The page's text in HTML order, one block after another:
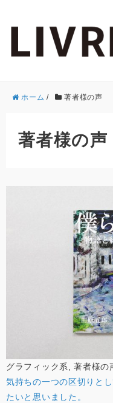
ホーム / 著者様の声
著者様の声
グラフィック系, 著者様
気持ちの一つの区切りと
たいと思いました。